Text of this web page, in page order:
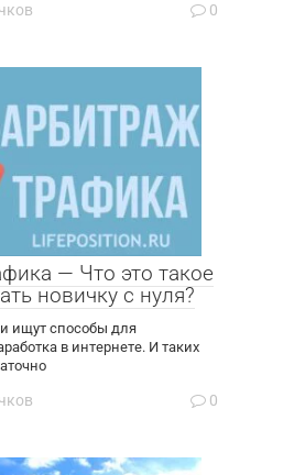
0
— Что это такое
новичку с нуля?
ищут способы для
в интернете. И таких
0